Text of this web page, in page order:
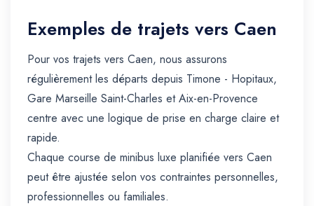
Exemples de trajets vers Caen
Pour vos trajets vers Caen, nous assurons
régulièrement les départs depuis Timone - Hopitaux,
Gare Marseille Saint-Charles et Aix-en-Provence
centre avec une logique de prise en charge claire et
rapide.
Chaque course de minibus luxe planifiée vers Caen
peut être ajustée selon vos contraintes personnelles,
professionnelles ou familiales.